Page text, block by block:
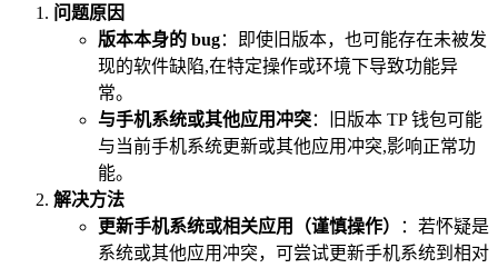
问题原因
版本本身的 bug：即使旧版本，也可能存在未被发
现的软件缺陷,在特定操作或环境下导致功能异
常。
与手机系统或其他应用冲突：旧版本 TP 钱包可能
与当前手机系统更新或其他应用冲突,影响正常功
能。
解决方法
更新手机系统或相关应用（谨慎操作）
：若怀疑是
系统或其他应用冲突，可尝试更新手机系统到相对